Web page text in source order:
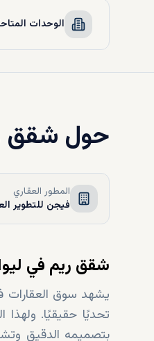
الوحدات
حول شقق
المطور العقاري
فيجن للتطوير
شقق ريم في
يشهد سوق العقارات
تحديًا حقيقيًا.
بتصميمه الدقيق